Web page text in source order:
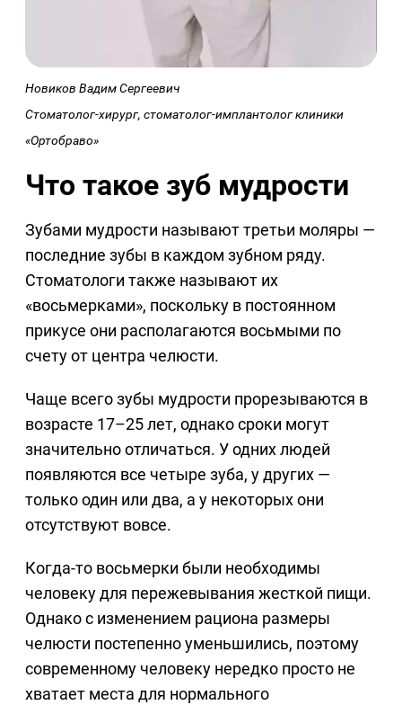
Новиков Вадим Сергеевич
Стоматолог-хирург, стоматолог-имплантолог клиники
«Ортобраво»
Что такое зуб мудрости
Зубами мудрости называют третьи моляры —
последние зубы в каждом зубном ряду.
Стоматологи также называют их
«восьмерками», поскольку в постоянном
прикусе они располагаются восьмыми по
счету от центра челюсти.
Чаще всего зубы мудрости прорезываются в
возрасте 17–25 лет, однако сроки могут
значительно отличаться. У одних людей
появляются все четыре зуба, у других —
только один или два, а у некоторых они
отсутствуют вовсе.
Когда-то восьмерки были необходимы
человеку для пережевывания жесткой пищи.
Однако с изменением рациона размеры
челюсти постепенно уменьшились, поэтому
современному человеку нередко просто не
хватает места для нормального